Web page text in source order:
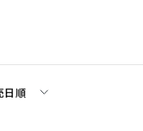
日順